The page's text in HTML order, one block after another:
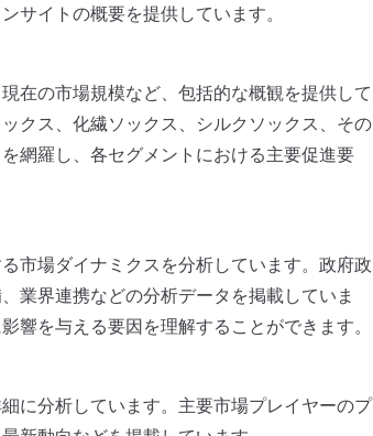
サイトの概要を提供しています。
在の市場規模など、包括的な概観を提供して
クス、化繊ソックス、シルクソックス、その
網羅し、各セグメントにおける主要促進要
市場ダイナミクスを分析しています。政府政
業界連携などの分析データを掲載していま
響を与える要因を理解することができます。
に分析しています。主要市場プレイヤーのプ